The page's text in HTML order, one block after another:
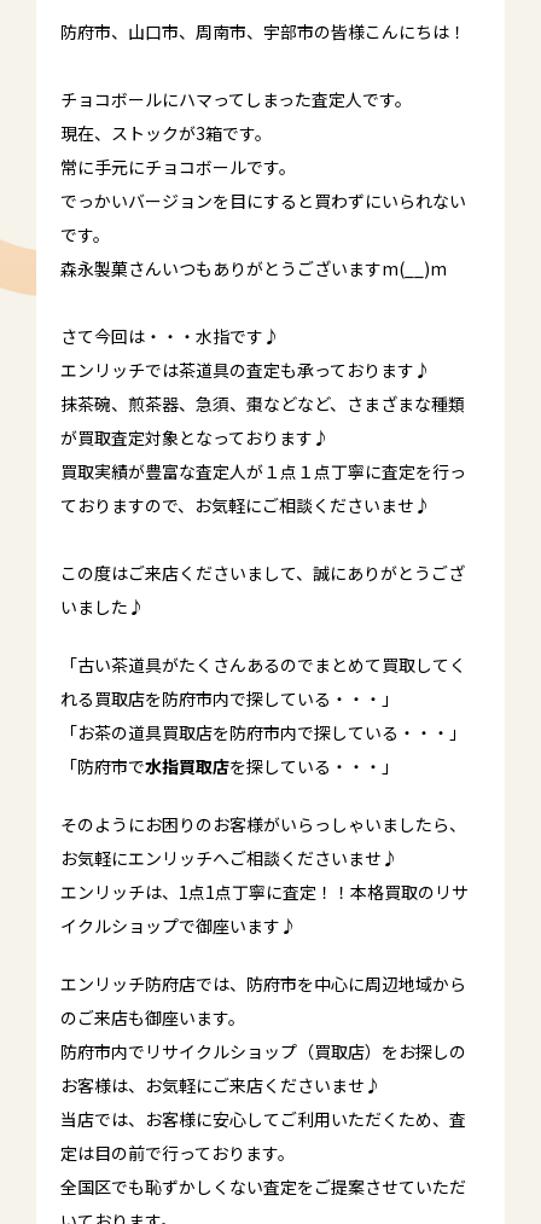
防府市、山口市、周南市、宇部市の皆様こんにちは！
チョコボールにハマってしまった査定人です。
現在、ストックが3箱です。
常に手元にチョコボールです。
でっかいバージョンを目にすると買わずにいられない
です。
森永製菓さんいつもありがとうございますm(__)m
さて今回は・・・水指です♪
エンリッチでは茶道具の査定も承っております♪
抹茶碗、煎茶器、急須、棗などなど、さまざまな種類
が買取査定対象となっております♪
買取実績が豊富な査定人が１点１点丁寧に査定を行っ
ておりますので、お気軽にご相談くださいませ♪
この度はご来店くださいまして、誠にありがとうござ
いました♪
「古い茶道具がたくさんあるのでまとめて買取してく
れる買取店を防府市内で探している・・・」
「お茶の道具買取店を防府市内で探している・・・」
「防府市で水指買取店を探している・・・」
そのようにお困りのお客様がいらっしゃいましたら、
お気軽にエンリッチへご相談くださいませ♪
エンリッチは、1点1点丁寧に査定！！本格買取のリサ
イクルショップで御座います♪
エンリッチ防府店では、防府市を中心に周辺地域から
のご来店も御座います。
防府市内でリサイクルショップ（買取店）をお探しの
お客様は、お気軽にご来店くださいませ♪
当店では、お客様に安心してご利用いただくため、査
定は目の前で行っております。
全国区でも恥ずかしくない査定をご提案させていただ